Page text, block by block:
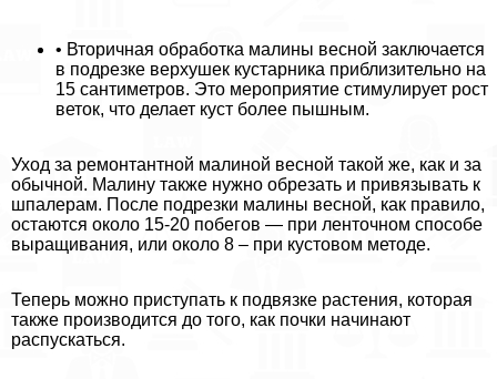
• Вторичная обработка малины весной заключается
в подрезке верхушек кустарника приблизительно на
15 сантиметров. Это мероприятие стимулирует рост
веток, что делает куст более пышным.
Уход за ремонтантной малиной весной такой же, как и за
обычной. Малину также нужно обрезать и привязывать к
шпалерам. После подрезки малины весной, как правило,
остаются около 15-20 побегов — при ленточном способе
выращивания, или около 8 – при кустовом методе.
Теперь можно приступать к подвязке растения, которая
также производится до того, как почки начинают
распускаться.